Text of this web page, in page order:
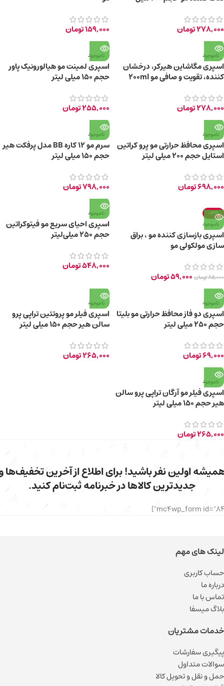
278,000تومان 159,000تومان
ناموجود
اسپری مگاشاین هیرکر، درخشان
کننده، تقویت و صافی مو 200ml
278,000تومان
ناموجود
اسپری لمینت مو هیالورونیک پاور
حجم 150 میلی لیتر
255,000تومان
ناموجود
اسپری محافظ حرارتی مو پرو کراتین
استایل حجم 200 میلی لیتر
698,000تومان
ناموجود
سرم مو 12 کاره BB مدل پرفکت هیر
حجم 150 میلی‌ لیتر
798,000تومان
-31%
ناموجود
اسپری بازسازی کننده مو ، براق
سازی مولکولی مو
85,000تومان 59,000تومان
ناموجود
اسپری احیای سریع مو فیتوکراتین
حجم 250 میلی‌لیتر
548,000تومان
ناموجود
اسپری دو فاز محافظ حرارتی مو بلیتا
حجم ۲۵۰ میلی لیتر
69,000تومان
ناموجود
اسپری فیلر مو پروتئین تراپی پرو
سالن هیر حجم 150 میلی لیتر
265,000تومان
ناموجود
اسپری فیلر مو آرگان تراپی پرو سالن
هیر حجم 150 میلی لیتر
265,000تومان
اولین نفر باشید! برای اطلاع از آخرین تخفیف‌ها
جدیدترین کالاها در خبرنامه ثبت‌نام کنید.
لینک های مهم
حساب کاربری
درباره ما
تماس با ما
بلاگ میسفا
خدمات مشتریان
پیگیری سفارشات
سوالات متداول
حمل و نقل و تحویل کالا